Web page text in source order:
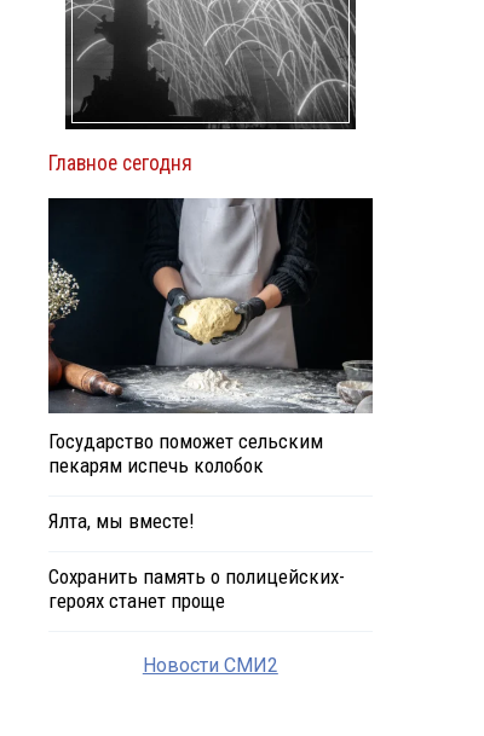
Главное сегодня
Государство поможет сельским
пекарям испечь колобок
Ялта, мы вместе!
Сохранить память о полицейских-
героях станет проще
Новости СМИ2